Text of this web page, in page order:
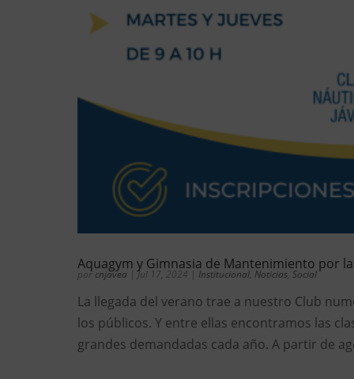
Aquagym y Gimnasia de Mantenimiento por
por cnjavea |Jul 17, 2024 | Institucional Noticias Social
La llegada del verano trae a nuestro Club
los públicos. Y entre ellas encontramos las
grandes demandadas cada año. A partir de